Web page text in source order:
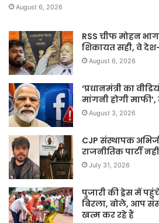
August 6, 2026
RSS चीफ मोहन
शिकायत सही, वे देश-
August 6, 2026
‘प्रधानमंत्री का
मांगनी होगी
August 3, 2026
CJP संस्थापक
राजनीतिक पार्टी
July 31, 2026
पुजारी की ड्रेस में
बिरला, बोले, आप
खत्म कर रहे हैं